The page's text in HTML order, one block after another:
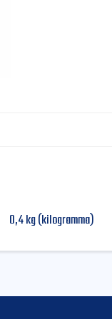
0,4 kg (kilogramma)